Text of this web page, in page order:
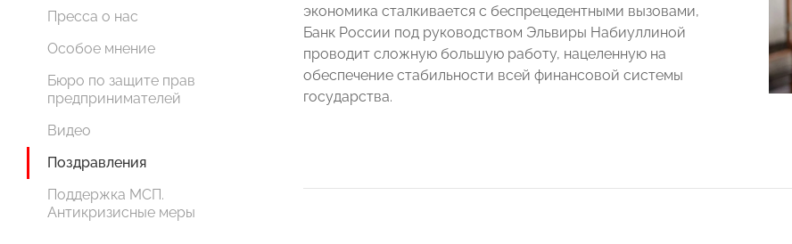
Пресса о нас
Особое мнение
Бюро по защите прав
предпринимателей
Видео
Поздравления
Поддержка МСП.
Антикризисные меры
экономика сталкивается с беспрецедентными вызовами,
Банк России под руководством Эльвиры Набиуллиной
проводит сложную большую работу, нацеленную на
обеспечение стабильности всей финансовой системы
государства.